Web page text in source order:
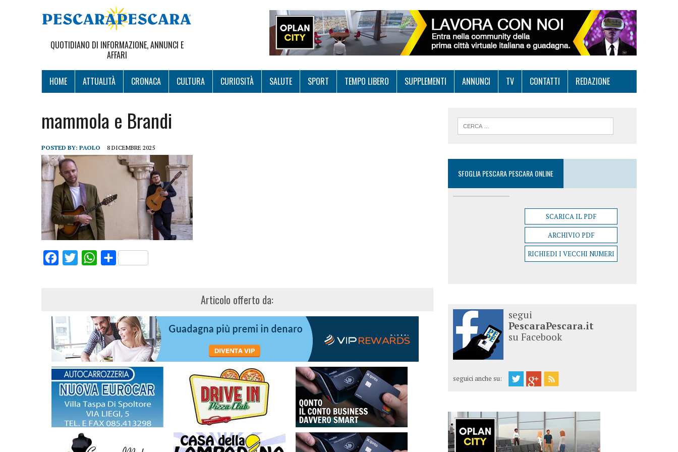
QUOTIDIANO DI INFORMAZIONE, ANNUNCI E
AFFARI
HOME ATTUALITÀ CRONACA CULTURA CURIOSITÀ SALUTE SPORT TEMPO LIBERO SUPPLEMENTI ANNUNCI TV CONTATTI REDAZIONE
mammola e Brandi
POSTED BY: PAOLO 8 DICEMBRE 2025
FacebookTwitterWhatsApp
Share
Articolo offerto da:
SFOGLIA PESCARA PESCARA ONLINE
SCARICA IL PDF
ARCHIVIO PDF
RICHIEDI I VECCHI NUMERI
segui
PescaraPescara.it
su Facebook
seguici anche su: